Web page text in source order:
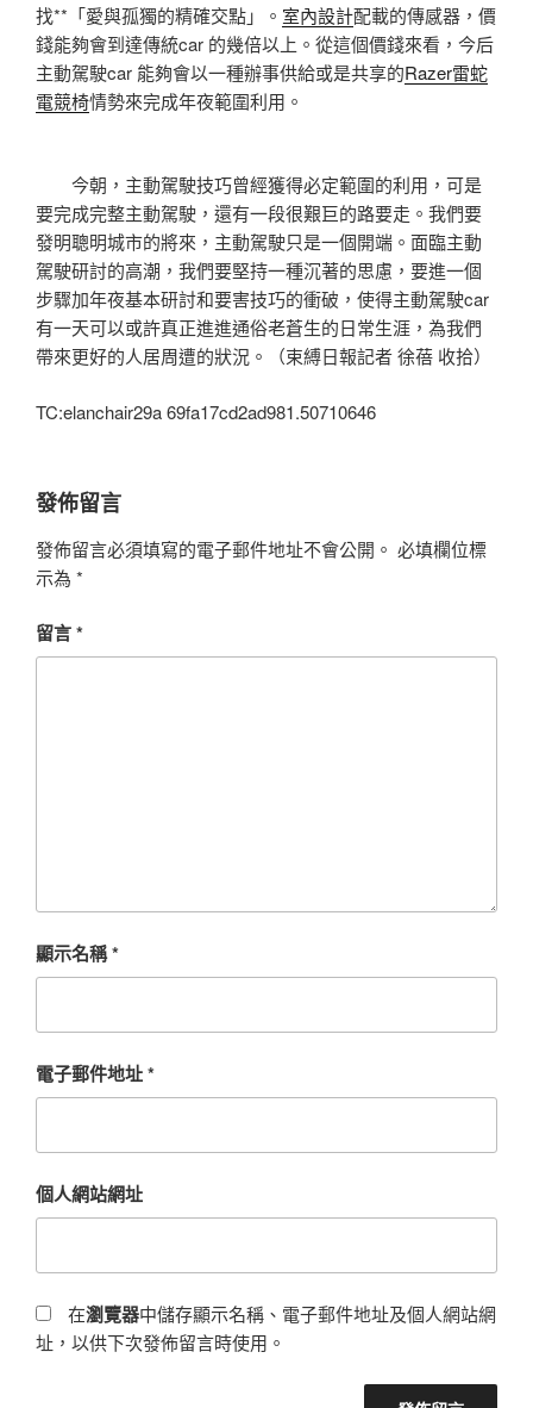
找**「愛與孤獨的精確交點」。 室內設計配載的傳感器，價
錢能夠會到達傳統car 的幾倍以上。從這個價錢來看，今后
主動駕駛car 能夠會以一種辦事供給或是共享的Razer雷蛇
電競椅情勢來完成年夜範圍利用。
今朝，主動駕駛技巧曾經獲得必定範圍的利用，可是
要完成完整主動駕駛，還有一段很艱巨的路要走。我們要
發明聰明城市的將來，主動駕駛只是一個開端。面臨主動
駕駛研討的高潮，我們要堅持一種沉著的思慮，要進一個
步驟加年夜基本研討和要害技巧的衝破，使得主動駕駛car
有一天可以或許真正進進通俗老蒼生的日常生涯，為我們
帶來更好的人居周遭的狀況。（束縛日報記者 徐蓓 收拾）
TC:elanchair29a 69fa17cd2ad981.50710646
發佈留言
發佈留言必須填寫的電子郵件地址不會公開。 必填欄位標
示為 *
留言*
顯示名稱*
電子郵件地址*
個人網站網址
在瀏覽器中儲存顯示名稱、電子郵件地址及個人網站網
址，以供下次發佈留言時使用。